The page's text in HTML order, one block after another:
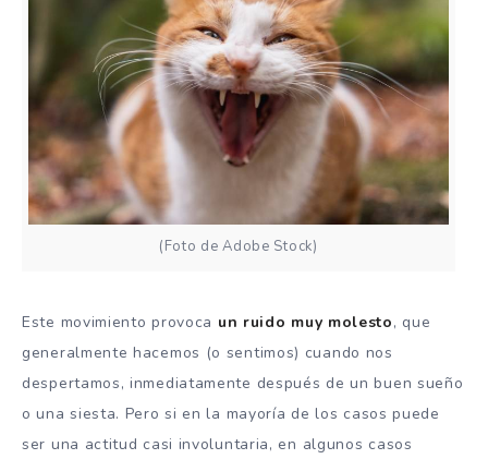
(Foto de Adobe Stock)
Este movimiento provoca un ruido muy molesto, que
generalmente hacemos (o sentimos) cuando nos
despertamos, inmediatamente después de un buen sueño
o una siesta. Pero si en la mayoría de los casos puede
ser una actitud casi involuntaria, en algunos casos